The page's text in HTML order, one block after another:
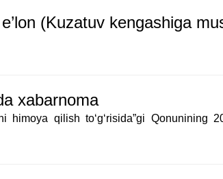
(Kuzatuv kengashiga
xabarnoma
himoya qilish toʻgʻrisida”gi Qonunining